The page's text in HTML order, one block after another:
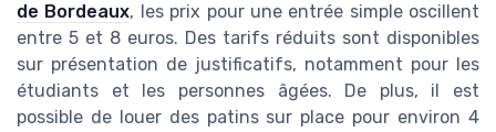
de Bordeaux, les prix pour une entrée simple oscillent
entre 5 et 8 euros. Des tarifs réduits sont disponibles
sur présentation de justificatifs, notamment pour les
étudiants et les personnes âgées. De plus, il est
possible de louer des patins sur place pour environ 4